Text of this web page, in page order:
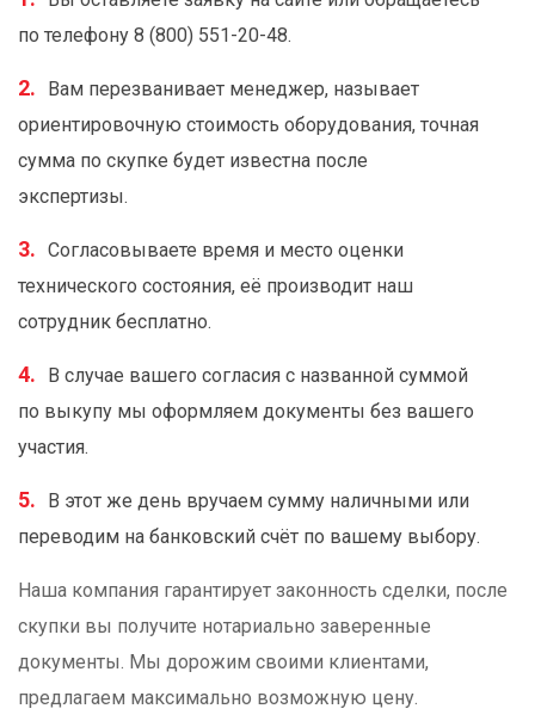
по телефону 8 (800) 551-20-48.
Вам перезванивает менеджер, называет
ориентировочную стоимость оборудования, точная
сумма по скупке будет известна после
экспертизы.
Согласовываете время и место оценки
технического состояния, её производит наш
сотрудник бесплатно.
В случае вашего согласия с названной суммой
по выкупу мы оформляем документы без вашего
участия.
В этот же день вручаем сумму наличными или
переводим на банковский счёт по вашему выбору.
Наша компания гарантирует законность сделки, после
скупки вы получите нотариально заверенные
документы. Мы дорожим своими клиентами,
предлагаем максимально возможную цену.